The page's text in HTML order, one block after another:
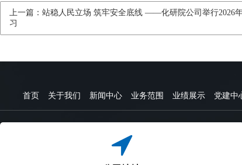
上一篇：站稳人民立场 筑牢安全底线 ——化研院公司举行2026
习
首页 关于我们 新闻中心 业务范围 业绩展示 党建中